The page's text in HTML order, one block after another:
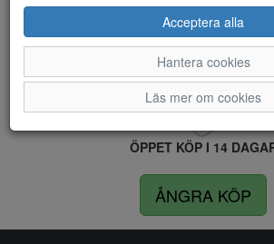
LEVERANS INOM 4 DAGAR INOM
FRI FRAKT VID KÖP ÖVER
ÖPPET KÖP I 14
ÅNGRA KÖP
Acceptera alla
Hantera cookies
Läs mer om cookies